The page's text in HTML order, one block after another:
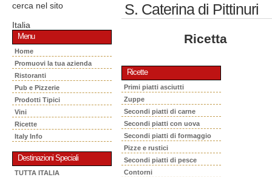
cerca nel sito
Italia
Menu
Home
Promuovi la tua azienda
Ristoranti
Pub e Pizzerie
Prodotti Tipici
Vini
Ricette
Italy Info
Destinazioni Speciali
TUTTA ITALIA
S. Caterina di Pittinuri
Ricetta
Ricette
Primi piatti asciutti
Zuppe
Secondi piatti di carne
Secondi piatti con uova
Secondi piatti di formaggio
Pizze e rustici
Secondi piatti di pesce
Contorni